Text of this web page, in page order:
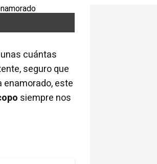
cuántas
seguro que
este
siempre nos